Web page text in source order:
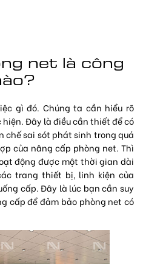
net là công
gì đó. Chúng ta cần hiểu rõ
Đây là điều cần thiết để có
chế sai sót phát sinh trong quá
của nâng cấp phòng net. Thì
động được một thời gian dài
trang thiết bị, linh kiện của
cấp. Đây là lúc bạn cần suy
cấp để đảm bảo phòng net có